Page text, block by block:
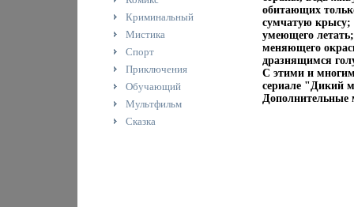
Криминальный
Мистика
Спорт
Приключения
Обучающий
Мультфильм
Сказка
обитающих
сумчатую крысу;
умеющего
меняющего
дразнящимся
С этими и
сериале "Дикий
Дополнительные